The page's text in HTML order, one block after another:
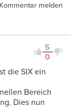
Kommentar melden
5
0
die SIX ein
Bereich
Dies nun